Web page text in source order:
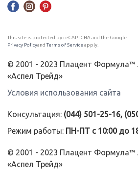
This site is protected by reCAPTCHA and the Google
Privacy Policyand Terms of Serviceapply.
© 2001 - 2023 Плацент
«Аспел Трейд»
Условия использования сайта
Консультация: (044) 501-25-16,
Режим работы: ПН-ПТ с 10:00 до
© 2001 - 2023 Плацент
«Аспел Трейд»